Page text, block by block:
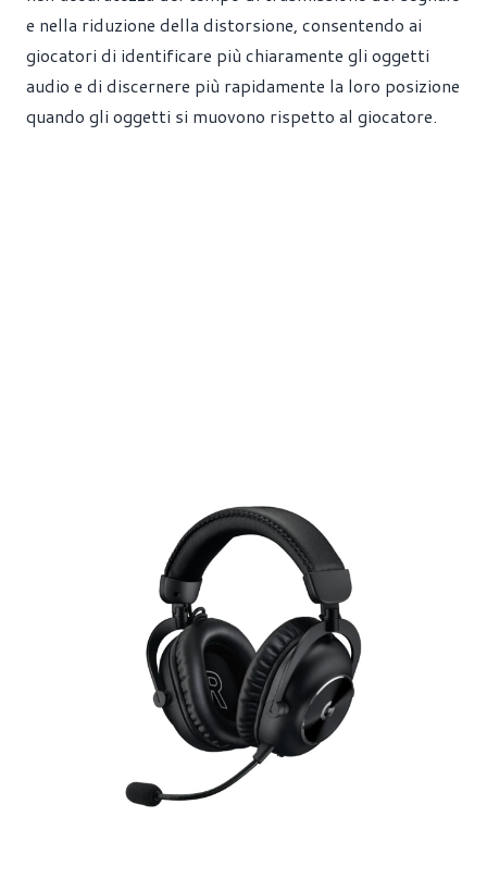
e nella riduzione della distorsione, consentendo ai
giocatori di identificare più chiaramente gli oggetti
audio e di discernere più rapidamente la loro posizione
quando gli oggetti si muovono rispetto al giocatore.